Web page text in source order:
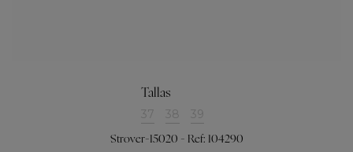
Tallas
37 38 39
Strover-15020 - Ref: 104290